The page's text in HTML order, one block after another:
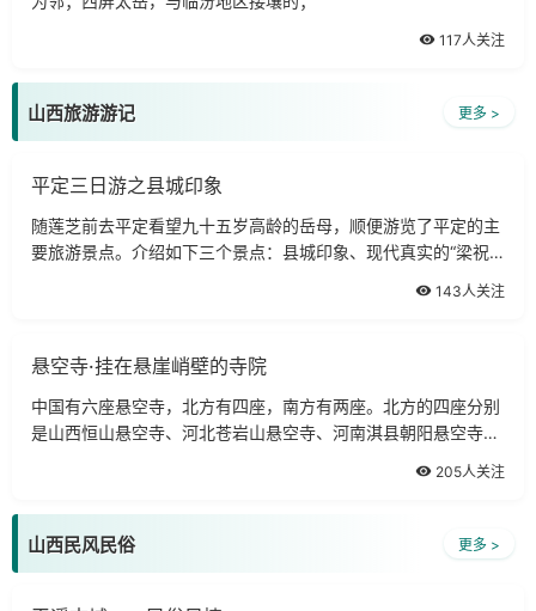
117人关注
山西旅游游记 更多 >
平定三日游之县城印象
随莲芝前去平定看望九十五岁高龄的岳母，顺便游览了平定的主
要旅游景点。介绍如下三个景点：县城印象、现代真实的“梁祝”
143人关注
悬空寺·挂在悬崖峭壁的寺院
中国有六座悬空寺，北方有四座，南方有两座。北方的四座分别
是山西恒山悬空寺、河北苍岩山悬空寺、河南淇县朝阳悬空寺、
205人关注
山西民风民俗 更多 >